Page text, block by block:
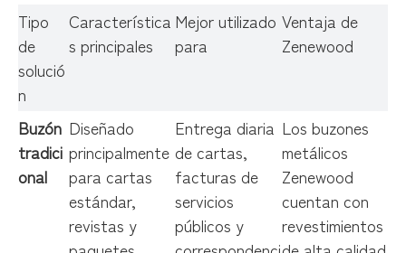
Tipo
de
solució
n
Característica
s principales
Mejor utilizado
para
Ventaja de
Zenewood
Buzón
tradici
onal
Diseñado
principalmente
para cartas
estándar,
revistas y
Entrega diaria
de cartas,
facturas de
servicios
públicos y
Los buzones
metálicos
Zenewood
cuentan con
revestimientos